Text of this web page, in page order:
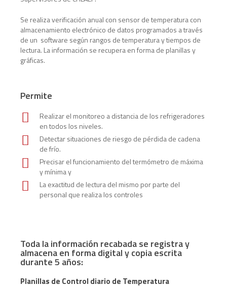
Se realiza verificación anual con sensor de temperatura con
almacenamiento electrónico de datos programados a través
de un software según rangos de temperatura y tiempos de
lectura. La información se recupera en forma de planillas y
gráficas.
Permite
Realizar el monitoreo a distancia de los refrigeradores
en todos los niveles.
Detectar situaciones de riesgo de pérdida de cadena
de frío.
Precisar el funcionamiento del termómetro de máxima
y mínima y
La exactitud de lectura del mismo por parte del
personal que realiza los controles
Toda la información recabada se registra y
almacena en forma digital y copia escrita
durante 5 años:
Planillas de Control diario de Temperatura